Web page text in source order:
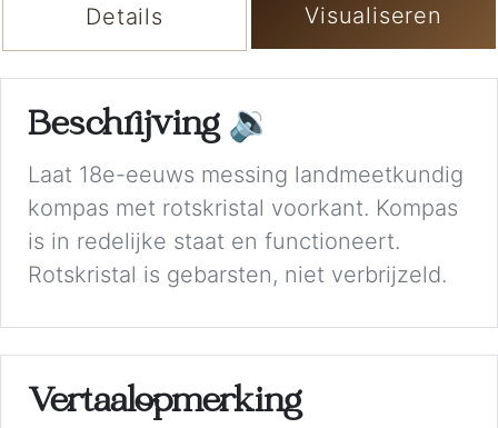
Details Visualiseren
Beschrijving 🔉
Laat 18e-eeuws messing landmeetkundig
kompas met rotskristal voorkant. Kompas
is in redelijke staat en functioneert.
Rotskristal is gebarsten, niet verbrijzeld.
Vertaalopmerking